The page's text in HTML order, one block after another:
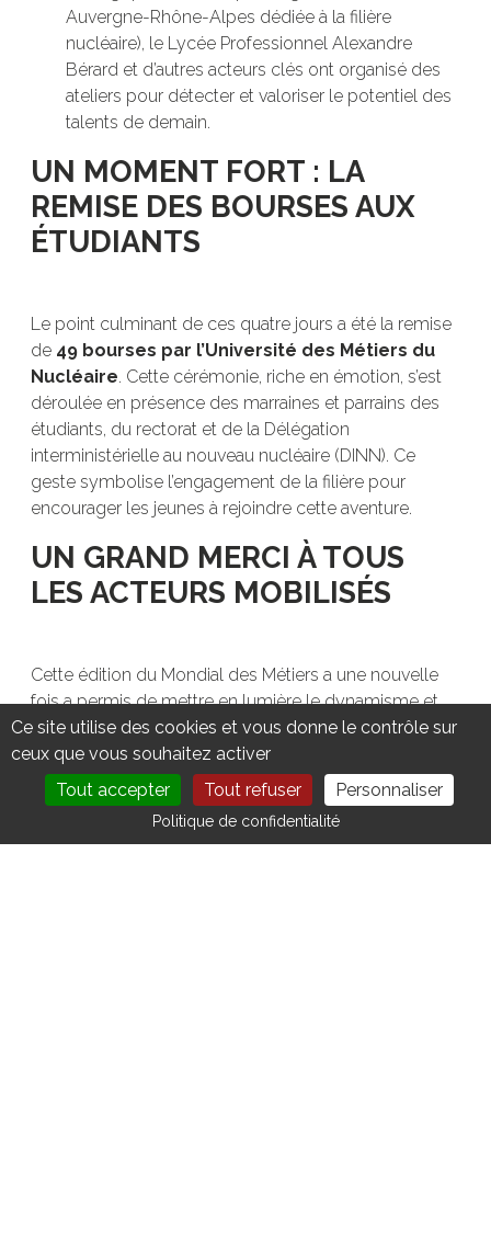
DEVENIR MEMBRE NOUS CONTACTER
Auvergne-Rhône-Alpes dédiée à la filière
nucléaire), le Lycée Professionnel Alexandre
Bérard et d’autres acteurs clés ont organisé des
ateliers pour détecter et valoriser le potentiel des
talents de demain.
UN MOMENT FORT : LA
REMISE DES BOURSES AUX
ÉTUDIANTS
Le point culminant de ces quatre jours a été la remise
de 49 bourses par l’Université des Métiers du
Nucléaire. Cette cérémonie, riche en émotion, s’est
déroulée en présence des marraines et parrains des
étudiants, du rectorat et de la Délégation
interministérielle au nouveau nucléaire (DINN). Ce
geste symbolise l’engagement de la filière pour
encourager les jeunes à rejoindre cette aventure.
UN GRAND MERCI À TOUS
LES ACTEURS MOBILISÉS
Cette édition du Mondial des Métiers a une nouvelle
fois a permis de mettre en lumière le dynamisme et
l’importance de la filière nucléaire. Un immense merci
aux participants, partenaires et organisateurs qui ont
contribué à faire de cet événement une réussite.
Ce site utilise des cookies et vous donne le contrôle sur
ceux que vous souhaitez activer
Tout accepter
Tout refuser Personnaliser
Politique de confidentialité